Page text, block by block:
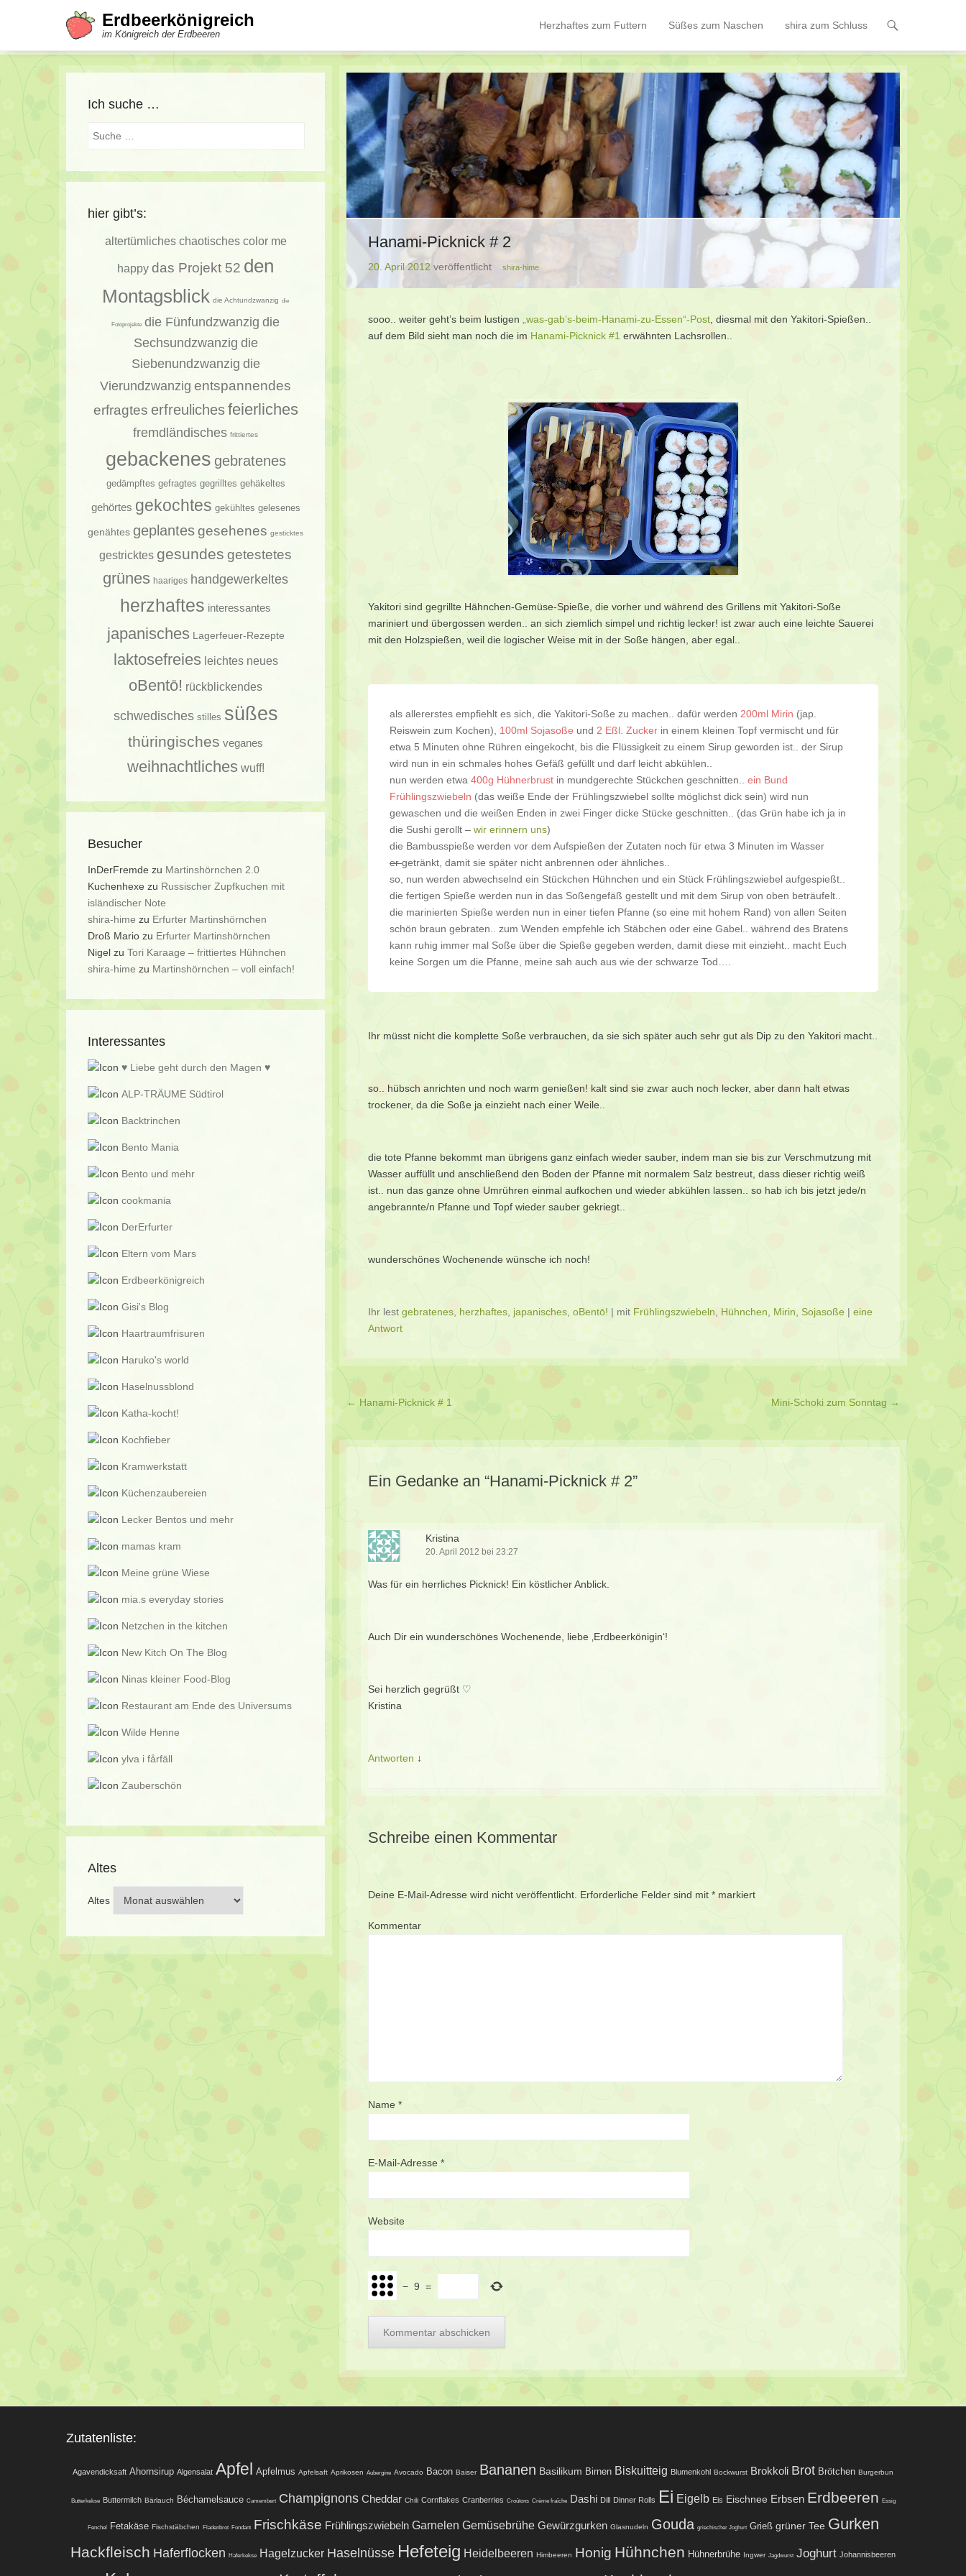
Erdbeerkönigreich
im Königreich der Erdbeeren
Hauptmenü
Springe zum Inhalt
Herzhaftes zum Futtern Süßes zum Naschen shira zum Schluss
Hanami-Picknick # 2
20. April 2012 veröffentlicht shira-hime
sooo.. weiter geht’s beim lustigen „was-gab’s-beim-Hanami-zu-Essen“-Post , diesmal mit den Yakitori-Spießen..
auf dem Bild sieht man noch die im Hanami-Picknick #1 erwähnten Lachsrollen..
Yakitori sind gegrillte Hähnchen-Gemüse-Spieße, die vorher und während des Grillens mit Yakitori-Soße
mariniert und übergossen werden.. an sich ziemlich simpel und richtig lecker! ist zwar auch eine leichte Sauerei
mit den Holzspießen, weil die logischer Weise mit in der Soße hängen, aber egal..
als allererstes empfiehlt es sich, die Yakitori-Soße zu machen.. dafür werden 200ml Mirin (jap.
Reiswein zum Kochen), 100ml Sojasoße und 2 Eßl. Zucker in einem kleinen Topf vermischt und für
etwa 5 Minuten ohne Rühren eingekocht, bis die Flüssigkeit zu einem Sirup geworden ist.. der Sirup
wird nun in ein schmales hohes Gefäß gefüllt und darf leicht abkühlen..
nun werden etwa 400g Hühnerbrust in mundgerechte Stückchen geschnitten.. ein Bund
Frühlingszwiebeln (das weiße Ende der Frühlingszwiebel sollte möglichst dick sein) wird nun
gewaschen und die weißen Enden in zwei Finger dicke Stücke geschnitten.. (das Grün habe ich ja in
die Sushi gerollt – wir erinnern uns)
die Bambusspieße werden vor dem Aufspießen der Zutaten noch für etwa 3 Minuten im Wasser
ergetränkt, damit sie später nicht anbrennen oder ähnliches..
so, nun werden abwechselnd ein Stückchen Hühnchen und ein Stück Frühlingszwiebel aufgespießt..
die fertigen Spieße werden nun in das Soßengefäß gestellt und mit dem Sirup von oben beträufelt..
die marinierten Spieße werden nun in einer tiefen Pfanne (so eine mit hohem Rand) von allen Seiten
schön braun gebraten.. zum Wenden empfehle ich Stäbchen oder eine Gabel.. während des Bratens
kann ruhig immer mal Soße über die Spieße gegeben werden, damit diese mit einzieht.. macht Euch
keine Sorgen um die Pfanne, meine sah auch aus wie der schwarze Tod….
Ihr müsst nicht die komplette Soße verbrauchen, da sie sich später auch sehr gut als Dip zu den Yakitori macht..
so.. hübsch anrichten und noch warm genießen! kalt sind sie zwar auch noch lecker, aber dann halt etwas
trockener, da die Soße ja einzieht nach einer Weile..
die tote Pfanne bekommt man übrigens ganz einfach wieder sauber, indem man sie bis zur Verschmutzung mit
Wasser auffüllt und anschließend den Boden der Pfanne mit normalem Salz bestreut, dass dieser richtig weiß
ist.. nun das ganze ohne Umrühren einmal aufkochen und wieder abkühlen lassen.. so hab ich bis jetzt jede/n
angebrannte/n Pfanne und Topf wieder sauber gekriegt..
wunderschönes Wochenende wünsche ich noch!
Ihr lest gebratenes herzhaftes japanisches oBentō! | mit Frühlingszwiebeln Hühnchen Mirin Sojasoße | eine
Antwort
Beitragsverzeichnis
← Hanami-Picknick # 1 Mini-Schoki zum Sonntag →
Ein Gedanke an “Hanami-Picknick # 2”
Kristina
20. April 2012 bei 23:27
Was für ein herrliches Picknick! Ein köstlicher Anblick.
Auch Dir ein wunderschönes Wochenende, liebe ‚Erdbeerkönigin‘!
Sei herzlich gegrüßt ♡
Kristina
Antworten ↓
Schreibe einen Kommentar
Deine E-Mail-Adresse wird nicht veröffentlicht. Erforderliche Felder sind mit * markiert
Kommentar
Name *
E-Mail-Adresse *
Website
− 9 =
Ich suche …
Suche
hier gibt’s:
altertümliches chaotisches color me
happy das Projekt 52 den
Montagsblick die Achtundzwanzig die
Fotoprojekte die Fünfundzwanzig die
Sechsundzwanzig die
Siebenundzwanzig die
Vierundzwanzig entspannendes
erfragtes erfreuliches feierliches
fremdländisches frittiertes
gebackenes gebratenes
gedämpftes gefragtes gegrilltes gehäkeltes
gehörtes gekochtes gekühltes gelesenes
genähtes geplantesgesehenes gesticktes
gestricktes gesundes getestetes
grünes haariges handgewerkeltes
herzhaftes interessantes
japanisches Lagerfeuer-Rezepte
laktosefreies leichtes neues
oBentō! rückblickendes
schwedisches stilles süßes
thüringisches veganes
weihnachtliches wuff!
Besucher
InDerFremde zu Martinshörnchen 2.0
Kuchenhexe zu Russischer Zupfkuchen mit
isländischer Note
shira-hime zu Erfurter Martinshörnchen
Droß Mario zu Erfurter Martinshörnchen
Nigel zu Tori Karaage – frittiertes Hühnchen
shira-hime zu Martinshörnchen – voll einfach!
Interessantes
♥ Liebe geht durch den Magen ♥
ALP-TRÄUME Südtirol
Backtrinchen
Bento Mania
Bento und mehr
cookmania
DerErfurter
Eltern vom Mars
Erdbeerkönigreich
Gisi's Blog
Haartraumfrisuren
Haruko's world
Haselnussblond
Katha-kocht!
Kochfieber
Kramwerkstatt
Küchenzaubereien
Lecker Bentos und mehr
mamas kram
Meine grüne Wiese
mia.s everyday stories
Netzchen in the kitchen
New Kitch On The Blog
Ninas kleiner Food-Blog
Restaurant am Ende des Universums
Wilde Henne
ylva i fårfäll
Zauberschön
Altes
Altes
Zutatenliste:
Agavendicksaft Ahornsirup Algensalat Apfel Apfelmus Apfelsaft Aprikosen Aubergine Avocado Bacon Baiser Bananen Basilikum Birnen Biskuitteig Blumenkohl Bockwurst Brokkoli Brot Brötchen Burgerbun
Butterkekse Buttermilch Bärlauch Béchamelsauce Camembert Champignons Cheddar Chili Cornflakes Cranberries Croûtons Crème fraîche Dashi Dill Dinner Rolls Ei Eigelb Eis Eischnee Erbsen Erdbeeren Essig
Fenchel Fetakäse Fischstäbchen Fladenbrot Fondant Frischkäse Frühlingszwiebeln Garnelen Gemüsebrühe Gewürzgurken Glasnudeln Gouda griechischer Joghurt Grieß grüner Tee Gurken
Hackfleisch Haferflocken Haferkekse Hagelzucker Haselnüsse Hefeteig Heidelbeeren Himbeeren Honig Hühnchen Hühnerbrühe Ingwer Jagdwurst Joghurt Johannisbeeren